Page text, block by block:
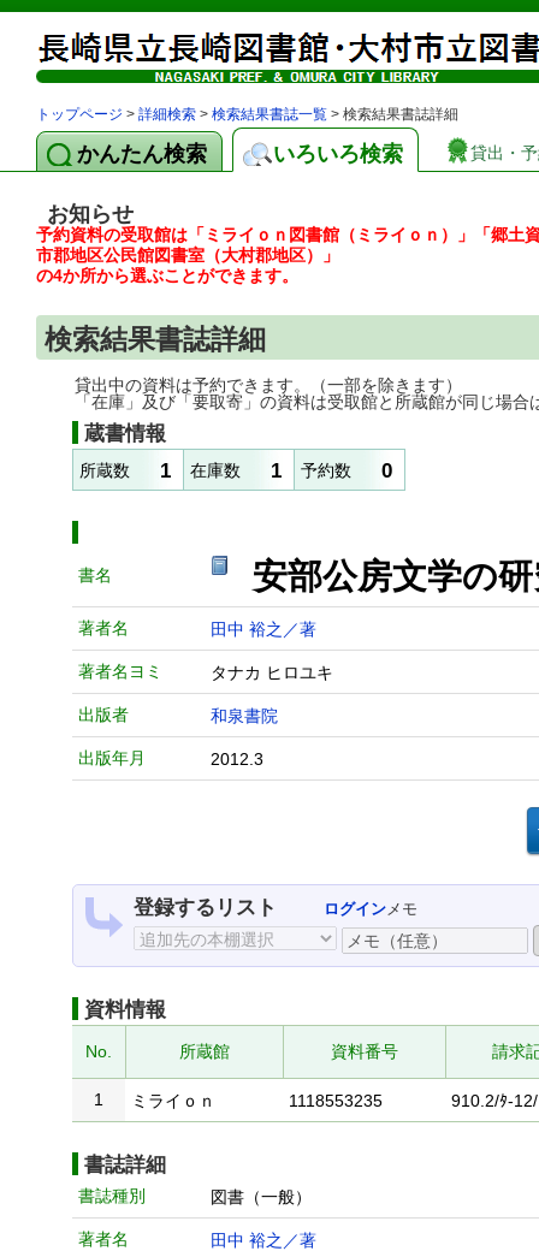
トップページ > 詳細検索 > 検索結果書誌一覧 > 検索結果書誌詳細
かんたん検索 いろいろ検索 貸出・
お知らせ
予約資料の受取館は「ミライｏｎ図書館（ミライｏｎ）」「郷
市郡地区公民館図書室（大村郡地区）」
の4か所から選ぶことができます。
検索結果書誌詳細
貸出中の資料は予約できます。（一部を除きます）
「在庫」及び「要取寄」の資料は受取館と所蔵館が同じ場合
蔵書情報
所蔵数 1 在庫数 1 予約数 0
書名 安部公房文学の
著者名 田中 裕之／著
著者名ヨミ タナカ ヒロユキ
出版者 和泉書院
出版年月 2012.3
登録するリスト ログインメモ
資料情報
No. 所蔵館 資料番号 請求
1 ミライｏｎ 1118553235 910.2/ﾀ-12/
書誌詳細
書誌種別 図書（一般）
著者名 田中 裕之／著